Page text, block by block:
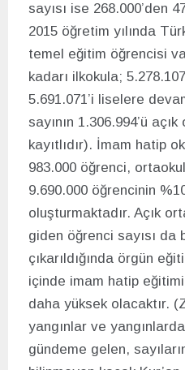
sayısı ise 268.000’den
2015 öğretim yılında
temel eğitim öğrencisi
kadarı ilkokula;
5.691.071’i liselere
sayının 1.306.994’ü
kayıtlıdır). İmam hatip
983.000 öğrenci,
9.690.000 öğrencinin
oluşturmaktadır. Açık
giden öğrenci sayısı da
çıkarıldığında örgün
içinde imam hatip
daha yüksek olacaktır.
yangınlar ve
gündeme gelen,